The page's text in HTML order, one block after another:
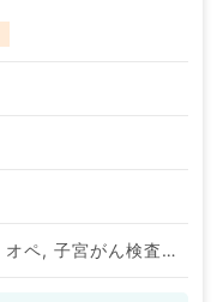
一般外来, 病棟管理, オペ, 子宮がん検査（体がん）, 子宮がん検査（頚がん）, 検診